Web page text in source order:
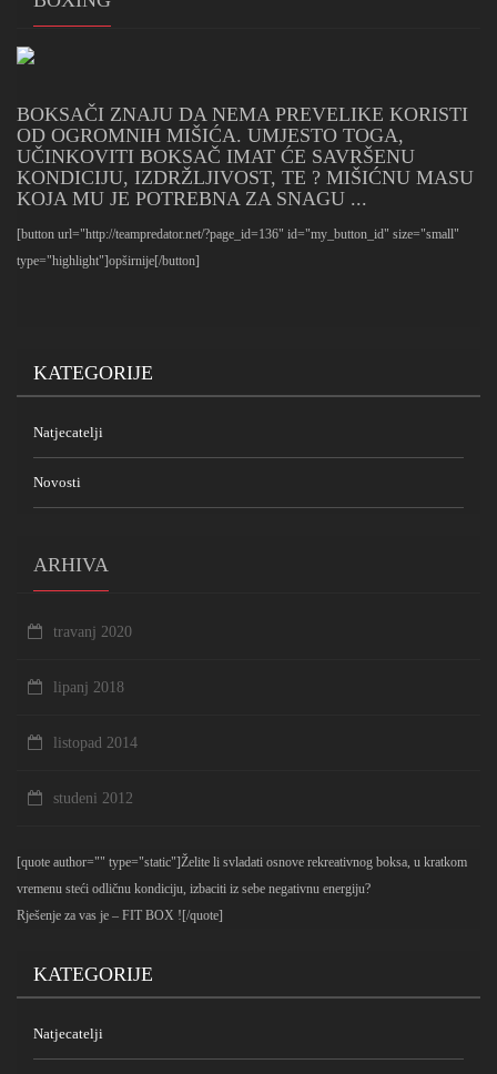
BOKSAČI ZNAJU DA NEMA PREVELIKE KORISTI
OD OGROMNIH MIŠIĆA. UMJESTO TOGA,
UČINKOVITI BOKSAČ IMAT ĆE SAVRŠENU
KONDICIJU, IZDRŽLJIVOST, TE ? MIŠIĆNU MASU
KOJA MU JE POTREBNA ZA SNAGU ...
[button url="http://teampredator.net/?page_id=136" id="my_button_id" size="small"
type="highlight"]opširnije[/button]
KATEGORIJE
Natjecatelji
Novosti
ARHIVA
travanj 2020
lipanj 2018
listopad 2014
studeni 2012
[quote author="" type="static"]Želite li svladati osnove rekreativnog boksa, u kratkom
vremenu steći odličnu kondiciju, izbaciti iz sebe negativnu energiju?
Rješenje za vas je – FIT BOX ![/quote]
KATEGORIJE
Natjecatelji